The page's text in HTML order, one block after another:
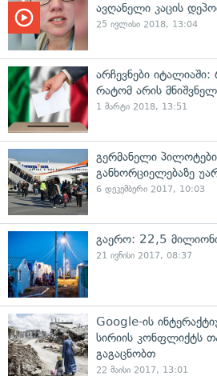
ავღანელი კაცის
25 ივლისი 2018, 13:04
არჩევნები
რატომ არის
1 მარტი 2018, 13:51
გერმანელი
განხორციელებაზე
6 დეკემბერი 2017, 10:03
გაერო: 22,5
21 ივნისი 2017, 08:37
Google-ის
სირიის კონფლიქტს
გაგაცნობთ
22 მაისი 2017, 13:01